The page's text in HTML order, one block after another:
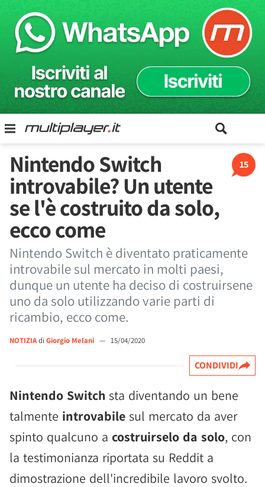
15
Nintendo Switch
introvabile? Un utente
se l'è costruito da solo,
ecco come
Nintendo Switch è diventato praticamente
introvabile sul mercato in molti paesi,
dunque un utente ha deciso di costruirsene
uno da solo utilizzando varie parti di
ricambio, ecco come.
NOTIZIAdi Giorgio Melani — 15/04/2020
CONDIVIDI
Nintendo Switch sta diventando un bene
talmente introvabile sul mercato da aver
spinto qualcuno a costruirselo da solo, con
la testimonianza riportata su Reddit a
dimostrazione dell'incredibile lavoro svolto.